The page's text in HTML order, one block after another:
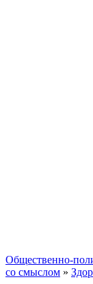
Общественно-
со смыслом »